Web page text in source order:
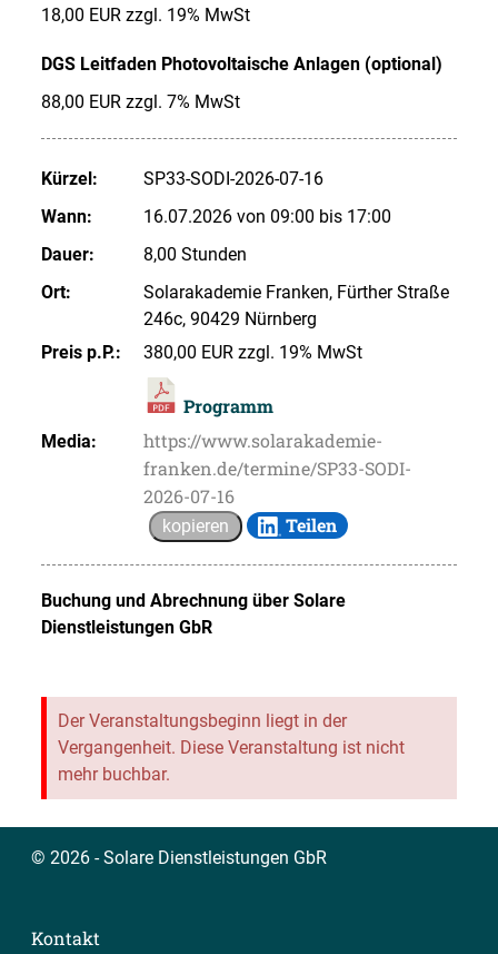
18,00 EUR zzgl. 19% MwSt
DGS Leitfaden Photovoltaische Anlagen (optional)
88,00 EUR zzgl. 7% MwSt
Kürzel:
SP33-SODI-2026-07-16
Wann:
16.07.2026 von 09:00 bis 17:00
Dauer:
8,00 Stunden
Ort:
Solarakademie Franken, Fürther Straße
246c, 90429 Nürnberg
Preis p.P.:
380,00 EUR zzgl. 19% MwSt
Programm
Media:
https://www.solarakademie-
franken.de/termine/SP33-SODI-
2026-07-16
kopieren Teilen
Buchung und Abrechnung über Solare
Dienstleistungen GbR
Der Veranstaltungsbeginn liegt in der
Vergangenheit. Diese Veranstaltung ist nicht
mehr buchbar.
© 2026 - Solare Dienstleistungen GbR
Kontakt